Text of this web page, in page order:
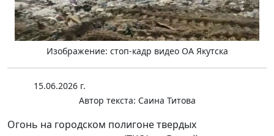
Изображение: стоп-кадр видео ОА Якутска
15.06.2026 г.
Автор текста: Саина Титова
Огонь на городском полигоне твердых